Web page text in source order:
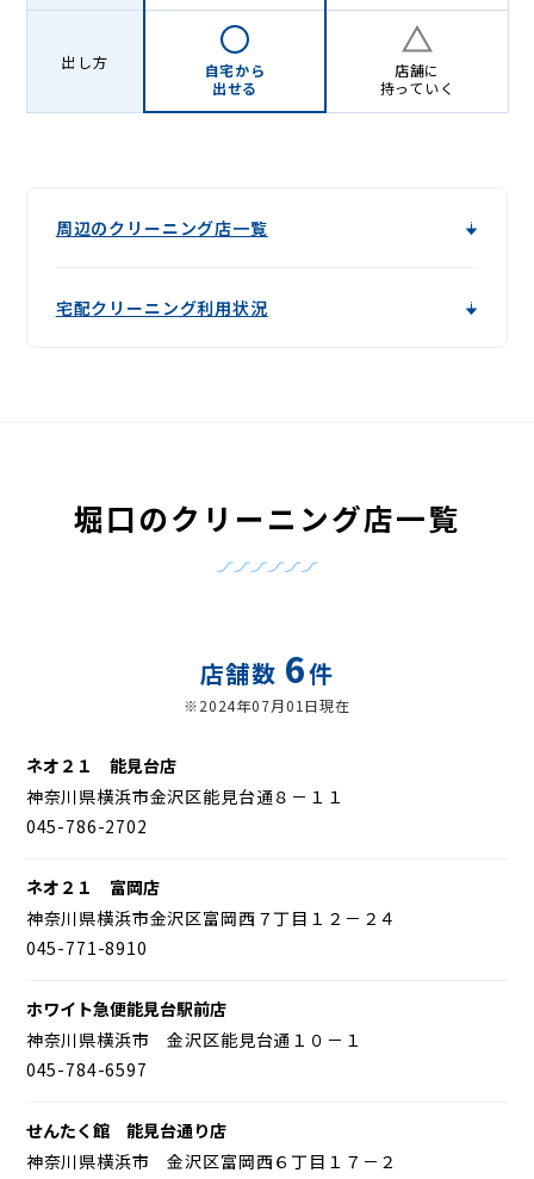
出し方
自宅から
出せる
店舗に
持っていく
周辺のクリーニング店一覧
宅配クリーニング利用状況
堀口のクリーニング店一覧
店舗数 6件
※2024年07月01日現在
ネオ２１ 能見台店
神奈川県横浜市金沢区能見台通８－１１
045-786-2702
ネオ２１ 富岡店
神奈川県横浜市金沢区富岡西７丁目１２－２４
045-771-8910
ホワイト急便能見台駅前店
神奈川県横浜市 金沢区能見台通１０－１
045-784-6597
せんたく館 能見台通り店
神奈川県横浜市 金沢区富岡西６丁目１７－２